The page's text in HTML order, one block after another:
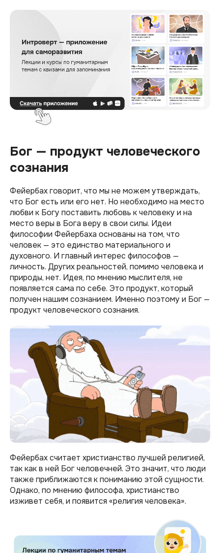
Бог — продукт человеческого
сознания
Фейербах говорит, что мы не можем утверждать,
что Бог есть или его нет. Но необходимо на место
любви к Богу поставить любовь к человеку и на
место веры в Бога веру в свои силы. Идеи
философии Фейербаха основаны на том, что
человек — это единство материального и
духовного. И главный интерес философов —
личность. Других реальностей, помимо человека и
природы, нет. Идея, по мнению мыслителя, не
появляется сама по себе. Это продукт, который
получен нашим сознанием. Именно поэтому и Бог —
продукт человеческого сознания.
Фейербах считает христианство лучшей религией,
так как в ней Бог человечней. Это значит, что люди
также приближаются к пониманию этой сущности.
Однако, по мнению философа, христианство
изживет себя, и появится «религия человека».